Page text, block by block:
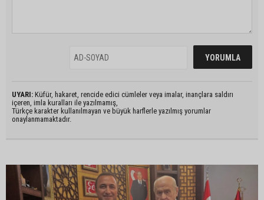
UYARI: Küfür, hakaret, rencide edici cümleler veya imalar, inançlara saldırı
içeren, imla kuralları ile yazılmamış,
Türkçe karakter kullanılmayan ve büyük harflerle yazılmış yorumlar
onaylanmamaktadır.